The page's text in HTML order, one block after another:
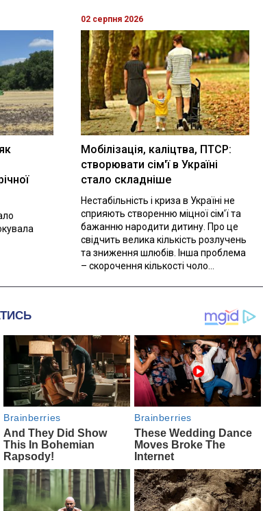
02 серпня 2026
Мобілізація, каліцтва, ПТСР:
створювати сім'ї в Україні
стало складніше
Нестабільність і криза в Україні не
сприяють створенню міцної сім'ї та
бажанню народити дитину. Про це
свідчить велика кількість розлучень
та зниження шлюбів. Інша проблема
– скорочення кількості чоло...